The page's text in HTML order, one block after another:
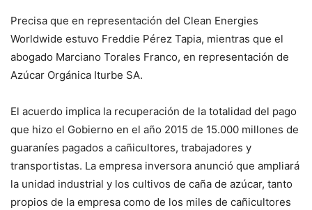
Precisa que en representación del Clean Energies
Worldwide estuvo Freddie Pérez Tapia, mientras que el
abogado Marciano Torales Franco, en representación de
Azúcar Orgánica Iturbe SA.
El acuerdo implica la recuperación de la totalidad del pago
que hizo el Gobierno en el año 2015 de 15.000 millones de
guaraníes pagados a cañicultores, trabajadores y
transportistas. La empresa inversora anunció que ampliará
la unidad industrial y los cultivos de caña de azúcar, tanto
propios de la empresa como de los miles de cañicultores